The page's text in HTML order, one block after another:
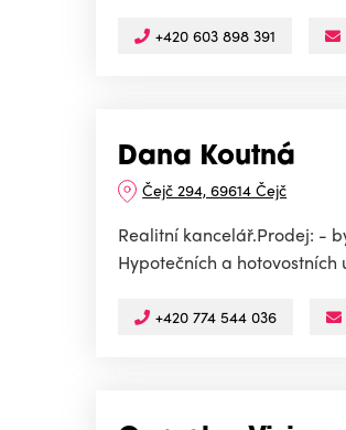
+420 603 898 391
Dana Koutná
Čejč 294, 69614 Čejč
Realitní kancelář.Prodej: -
Hypotečních a
+420 774 544 036